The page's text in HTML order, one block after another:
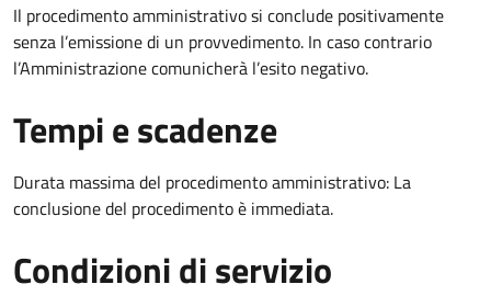
Il procedimento amministrativo si conclude positivamente
senza l’emissione di un provvedimento. In caso contrario
l’Amministrazione comunicherà l’esito negativo.
Tempi e scadenze
Durata massima del procedimento amministrativo: La
conclusione del procedimento è immediata.
Condizioni di servizio